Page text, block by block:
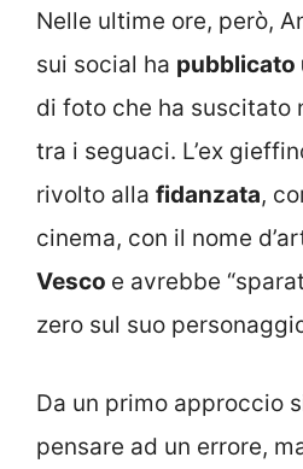
Nelle ultime ore, però,
sui social ha pubblicato
di foto che ha suscitato
tra i seguaci. L’ex
rivolto alla fidanzata,
cinema, con il nome
Vesco e avrebbe
zero sul suo
Da un primo approccio
pensare ad un errore,